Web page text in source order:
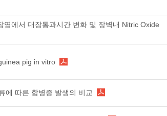
에서 대장통과시간 변화 및 장벽내 Nitric Oxide
pig in vitro
에 따른 합병증 발생의 비교